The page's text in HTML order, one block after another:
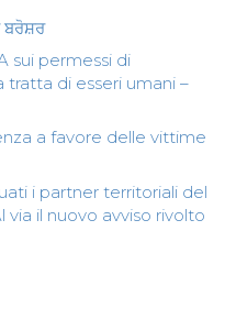
ਬਰੋਸ਼ਰ
sui permessi di
di esseri umani –
a favore delle vittime
i partner territoriali del
via il nuovo avviso rivolto